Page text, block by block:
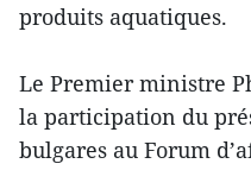
produits aquatiques.
Le Premier ministre
la participation du
bulgares au Forum